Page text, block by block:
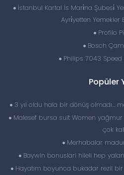
İstanbul Kartal İs Mari̇na Şubesi̇
Ayri̇yetten Yemekler
Profilo
Bosch
Philips 7043 Speed
Popüler
3 yıl oldu hala bir dönüş olmadı…
Malesef bursa suit Women
çok
Merhabalar
Baywin bonuslari hileli hep
Hayatım boyunca bukadar rezil